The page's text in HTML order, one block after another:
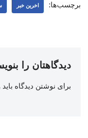
برچسب‌ها: اخرین خبر
دیدگاهتان را
برای نوشتن دیدگاه باید